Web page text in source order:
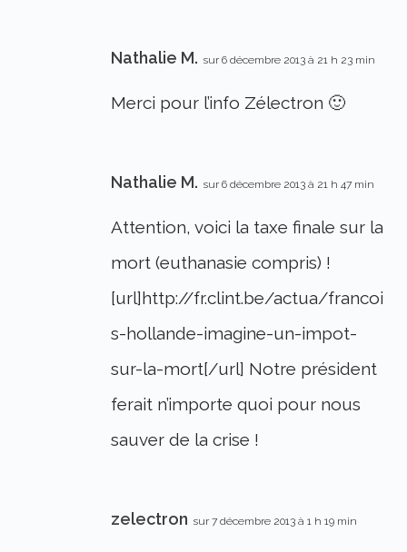
Nathalie M. sur 6 décembre 2013 à 21 h 23 min
Merci pour l’info Zélectron 🙂
Nathalie M. sur 6 décembre 2013 à 21 h 47 min
Attention, voici la taxe finale sur la
mort (euthanasie compris) !
[url]http://fr.clint.be/actua/francoi
s-hollande-imagine-un-impot-
sur-la-mort[/url] Notre président
ferait n’importe quoi pour nous
sauver de la crise !
zelectron sur 7 décembre 2013 à 1 h 19 min